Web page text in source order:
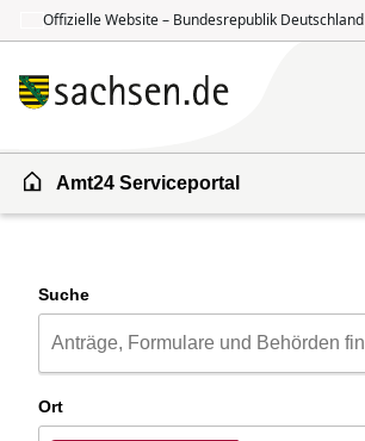
Offizielle Website – Bundesrepublik Deutschland
Amt24 Serviceportal
Suche
Ort